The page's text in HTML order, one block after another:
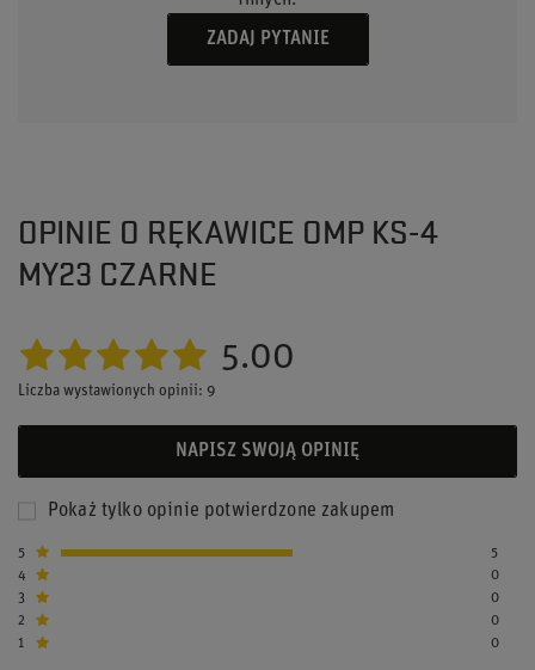
ZADAJ PYTANIE
OPINIE O RĘKAWICE OMP KS-4
MY23 CZARNE
5.00
Liczba wystawionych opinii: 9
NAPISZ SWOJĄ OPINIĘ
Pokaż tylko opinie potwierdzone zakupem
5
5
4
0
3
0
2
0
1
0